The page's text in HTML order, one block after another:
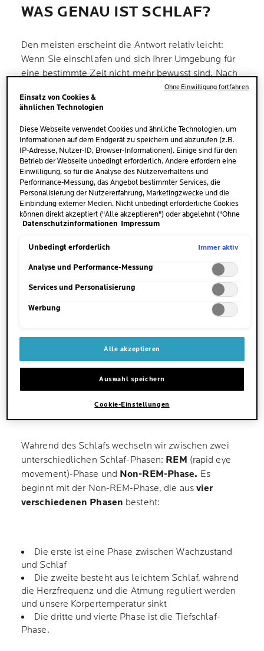
WAS GENAU IST SCHLAF?
Den meisten erscheint die Antwort relativ leicht:
Wenn Sie einschlafen und sich Ihrer Umgebung für
eine bestimmte Zeit nicht mehr bewusst sind. Nach
einer Weile wacht man wieder auf und fühlt sich
hoffentlich energiegeladen und frisch.
wiederkehrender Zustand veränderten
Bewusstseins und verringerter Interaktion mit
unserer Umgebung. Währenddessen sind sowohl
die sensoriellen Funktionen als auch die
willkürlichen Muskeln unserer Körper gehemmt.
Die exakten Prozesse, die während des Schlafs in
ablaufen, sind komplex und werden bis heute
erforscht. Lesen Sie weiter, um mehr darüber zu
erfahren, was während des Schlafs passiert und
warum diese Ruhestunden für Erwachsene und
besonders für Kinder so wichtig sind.
WELCHE SCHLAFPHASEN
Während des Schlafs wechseln wir zwischen zwei
unterschiedlichen Schlaf-Phasen: REM (rapid eye
movement)-Phase und Non-REM-Phase. Es
beginnt mit der Non-REM-Phase, die aus vier
verschiedenen Phasen besteht:
Die erste ist eine Phase zwischen Wachzustand
und Schlaf
Die zweite besteht aus leichtem Schlaf, während
die Herzfrequenz und die Atmung reguliert werden
und unsere Körpertemperatur sinkt
Die dritte und vierte Phase ist die Tiefschlaf-
Phase.
Einsatz von Cookies &
ähnlichen Technologien
Diese Webseite verwendet Cookies und ähnliche Technologien, um
Informationen auf dem Endgerät zu speichern und abzurufen (z.B.
IP-Adresse, Nutzer-ID, Browser-Informationen). Einige sind für den
Betrieb der Webseite unbedingt erforderlich. Andere erfordern eine
Einwilligung, so für die Analyse des Nutzerverhaltens und
Performance-Messung, das Angebot bestimmter Services, die
Personalisierung der Nutzererfahrung, Marketingzwecke und die
Einbindung externer Medien. Nicht unbedingt erforderliche Cookies
können direkt akzeptiert ("Alle akzeptieren") oder abgelehnt ("Ohne
Einwilligung fortfahren") werden. Individuelle Anpassungen der
speichern"). Die Auswahl kann jederzeit unter dem Link "Cookie-
unsere Datenschutzinformationen.
Datenschutzinformationen Impressum
Unbedingt erforderlich Immer aktiv
Analyse und Performance-Messung
Services und Personalisierung
Werbung
Alle akzeptieren
Auswahl speichern
Cookie-Einstellungen
Ohne Einwilligung fortfahren